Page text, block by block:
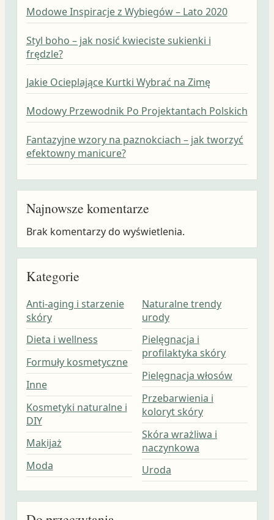
Modowe Inspiracje z Wybiegów – Lato 2020
Styl boho – jak nosić kwieciste sukienki i
frędzle?
Jakie Ocieplające Kurtki Wybrać na Zimę
Modowy Przewodnik Po Projektantach Polskich
Fantazyjne wzory na paznokciach – jak tworzyć
efektowny manicure?
Najnowsze komentarze
Brak komentarzy do wyświetlenia.
Kategorie
Anti-aging i starzenie
skóry
Dieta i wellness
Formuły kosmetyczne
Inne
Kosmetyki naturalne i
DIY
Makijaż
Moda
Naturalne trendy
urody
Pielęgnacja i
profilaktyka skóry
Pielęgnacja włosów
Przebarwienia i
koloryt skóry
Skóra wrażliwa i
naczynkowa
Uroda